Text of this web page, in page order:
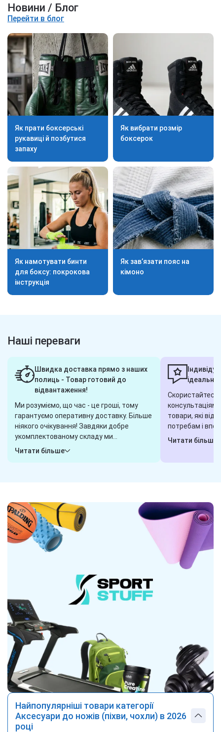
Новини / Блог
Перейти в блог
Як прати боксерські
рукавиці й позбутися
запаху
Як вибрати розмір
боксерок
Як намотувати бинти
для боксу: покрокова
інструкція
Як зав’язати пояс на
кімоно
Наші переваги
Швидка доставка прямо з наших
полиць - Товар готовий до
відвантаження!
Ми розуміємо, що час - це гроші, тому
гарантуємо оперативну доставку. Більше
ніякого очікування! Завдяки добре
укомплектованому складу ми
гарантуємо, що обрані вами товари
Читати більше
Скористайтеся
товари, які
потребам і
завжди готові
Читати більше
Найпопулярніші товари категорії
Аксесуари до ножів (піхви, чохли) в 2026
році